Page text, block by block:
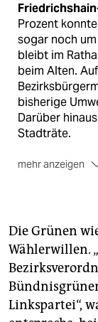
Prozent
sogar noch
bleibt im
beim Alten.
bisherige
Darüber
Stadträte.
mehr anzeigen
Carola
in Spandau
allerdings
Unterstützung
Grüne und
also die
Die Grünen
Wählerwillen.
Linkspartei“,